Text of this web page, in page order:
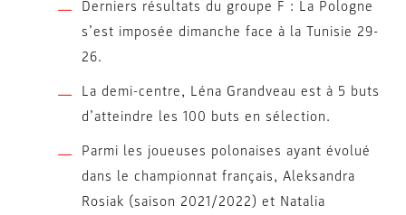
Derniers résultats du groupe F : La Pologne
s’est imposée dimanche face à la Tunisie 29-
26.
La demi-centre, Léna Grandveau est à 5 buts
d’atteindre les 100 buts en sélection.
Parmi les joueuses polonaises ayant évolué
dans le championnat français, Aleksandra
Rosiak (saison 2021/2022) et Natalia